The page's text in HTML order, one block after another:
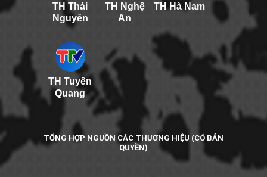
TH Thái
Nguyên
TH Nghệ
An
TH Hà Nam
TH Tuyên
Quang
TỔNG HỢP NGUỒN CÁC THƯƠNG HIỆU (CÓ BẢN
QUYỀN)